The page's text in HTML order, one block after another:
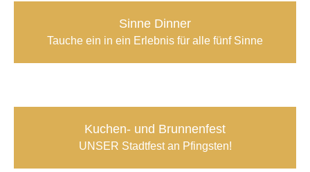
Sinne Dinner
Tauche ein in ein Erlebnis für alle fünf Sinne
Kuchen- und Brunnenfest
UNSER Stadtfest an Pfingsten!